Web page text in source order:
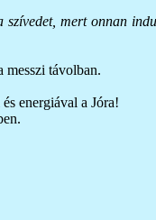
mert onnan
messzi távolban.
energiával a Jóra!